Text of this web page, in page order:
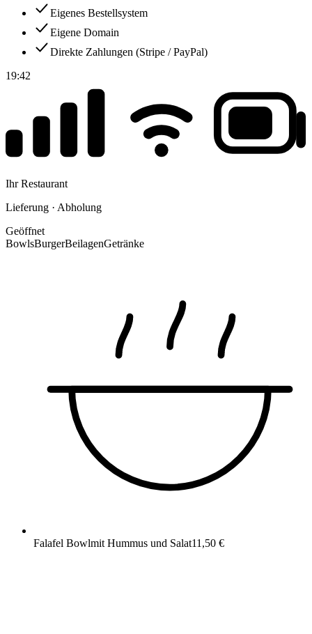
Eigenes Bestellsystem
Eigene Domain
Direkte Zahlungen (Stripe / PayPal)
19:42
Ihr Restaurant
Lieferung · Abholung
Geöffnet
BowlsBurgerBeilagenGetränke
Falafel Bowlmit Hummus und Salat11,50 €